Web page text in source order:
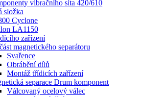
vibračního síta 420/610
složka
Cyclone
LA1150
zařízení
magnetického separátoru
Svařence
Obrábění dílů
Montáž třídicích zařízení
separace Drum komponent
Válcovaný ocelový válec